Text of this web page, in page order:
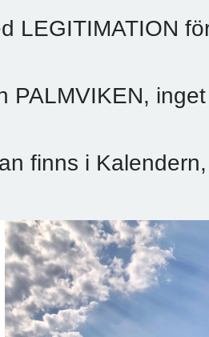
LEGITIMATION
PALMVIKEN,
finns i